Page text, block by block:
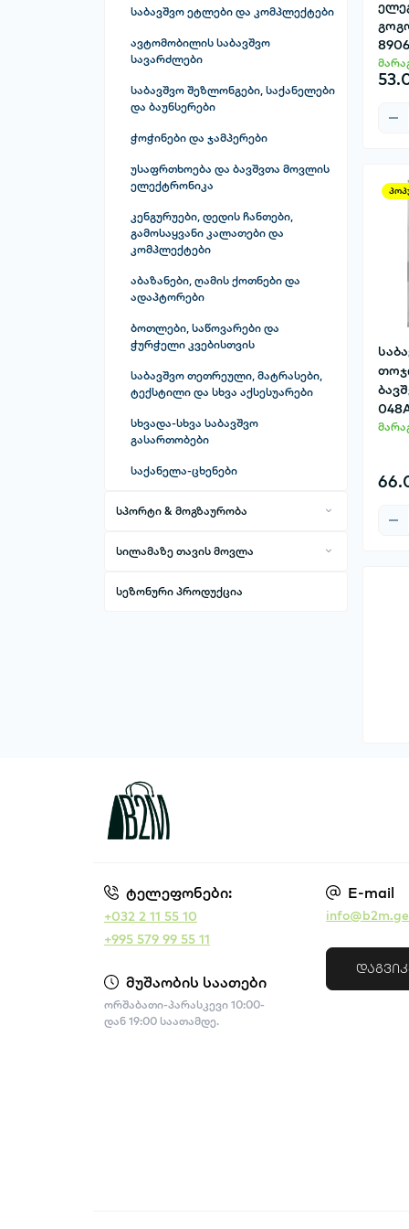
ნაყინის აპარატები
საკვები ნარჩენების
გადამამუშავებლები
სამზარეულოს ტექნიკის
აქსესუარები
სახელური
შემდუღებლის მავთული
(ნიღაბი)
ქლიბების ნაკრები
ჯაგრისი
დანა
მაკრატლები
მრავალფუნქციური
საჭრელი(ლეზერმანი)
სათადარიგო-პირები
საკანცელარიო დანა
საფხეკი
ტყავის სახვრეტი
შუშის საჭრელი (ალმასი)
ხის სამტვრევი (სტამესკა)
სახრახნი ინსტრუმენტები
ექვსკუთხა სახრახნისი
ნაკრები
ვარსკვლავა სახრახნისები
კაუჭების ნაკრები
მოქლონის პისტოლეტი
საცვლელი სახრახნი პირების
ნაკრები
სახრახნისების ნაკრები
სახრახნისი ბრტყელი პირით
სახრახნისი ჯვარედინი პირით
სტეპლერი მექანიკური
ქანჩის გასაღები (ტრეშოტკა)
ქანჩის გასაღების ნაკრები
ქანჩის დამაგრძელებელი
ჯვარედინი
საბავშვო ეტლები და კომპლექტები
ავტომობილის საბავშვო
სავარძლები
საბავშვო შეზლონგები, საქანელები
და ბაუნსერები
ჭოჭინები და ჯამპერები
უსაფრთხოება და ბავშვთა მოვლის
ელექტრონიკა
კენგურუები, დედის ჩანთები,
გამოსაყვანი კალათები და
კომპლექტები
აბაზანები, ღამის ქოთნები და
ადაპტორები
ბოთლები, საწოვარები და
ჭურჭელი კვებისთვის
საბავშვო თეთრეული, მატრასები,
ტექსტილი და სხვა აქსესუარები
სხვადა-სხვა საბავშვო
გასართობები
საქანელა-ცხენები
სპორტი & მოგზაურობა
კალათბურთი
სილამაზე თავის მოვლა
სეზონური პროდუქცია
ტელეფონები:
+032 2 11 55 10
+995 579 99 55 11
მუშაობის საათები
ორშაბათი-პარასკევი 10:00-
დან 19:00 საათამდე.
E-mail
info@b2m.ge